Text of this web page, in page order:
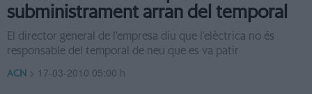
subministrament arran del temporal
El director general de l'empresa diu que l'elèctrica no és
responsable del temporal de neu que es va patir
ACN > 17-03-2010 05:00 h